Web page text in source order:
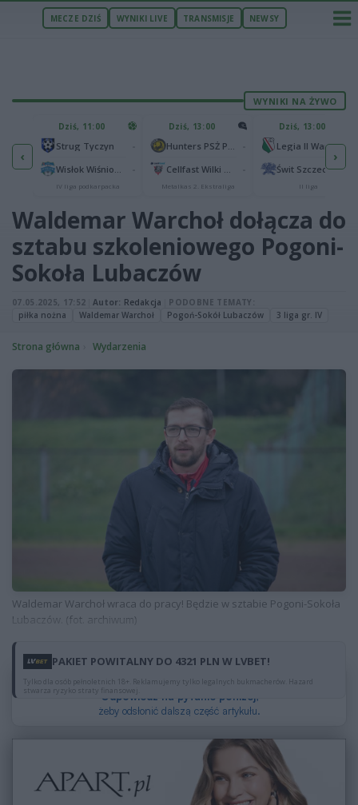
MECZE DZIŚ WYNIKI LIVE TRANSMISJE NEWSY
WYNIKI NA ŻYWO
‹
Podbeskidzie Bielsko-Biała2
2
Dziś, 11:00
Strug Tyczyn
IV liga podkarpacka
Dziś, 13:00
Metalkas 2. Ekstraliga
Dziś, 13:00
Legia II Warszawa
Świt Szczecin
II liga
›
Waldemar Warchoł dołącza do
sztabu szkoleniowego Pogoni-
Sokoła Lubaczów
07.05.2025, 17:52 Autor: Redakcja
PODOBNE TEMATY:
piłka nożna
Waldemar Warchoł Pogoń-Sokół Lubaczów 3 liga gr. IV
Strona główna Wydarzenia
Waldemar Warchoł wraca do pracy! Będzie w sztabie Pogoni-Sokoła
Lubaczów. (fot. archiwum)
PAKIET POWITALNY DO 4321 PLN W LVBET!
Tylko dla osób pełnoletnich 18+. Reklamujemy tylko legalnych bukmacherów. Hazard
stwarza ryzyko straty finansowej.
Dzięki reklamom możesz czytać za darmo.
Odpowiedz na pytanie poniżej,
żeby odsłonić dalszą część artykułu.